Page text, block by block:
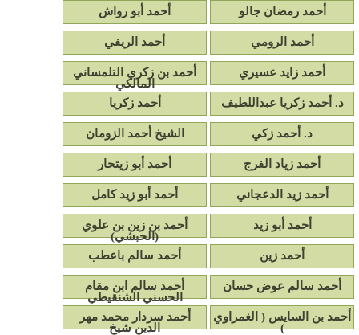
أحمد رمضان جالو أحمد أبو رواش
أحمد الرومي أحمد الريفي
أحمد زايد عسيري
أحمد بن زكري التلمساني
المالكي
د. أحمد زكريا عبداللطيف
أحمد زكريا
د. أحمد زكي الشيخ أحمد الزومان
أحمد زياد الفرج أحمد أبو زيتحار
أحمد زيد الدعجاني أحمد أبو زيد كامل
أحمد أبو زيد
أحمد بن زين بن علوي
(الحبشي)
أحمد زين
أحمد سالم باعطب
أحمد سالم عوض حسان
أحمد سالم ابن مقام
الحسني الشنقيطي
أحمد بن السايس ( الغمراوي
)
أحمد سردار محمد مهر
الدين شيخ